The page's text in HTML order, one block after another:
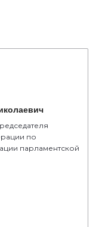
по
парламентской